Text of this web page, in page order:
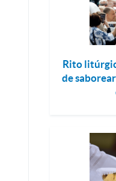
Rito
de